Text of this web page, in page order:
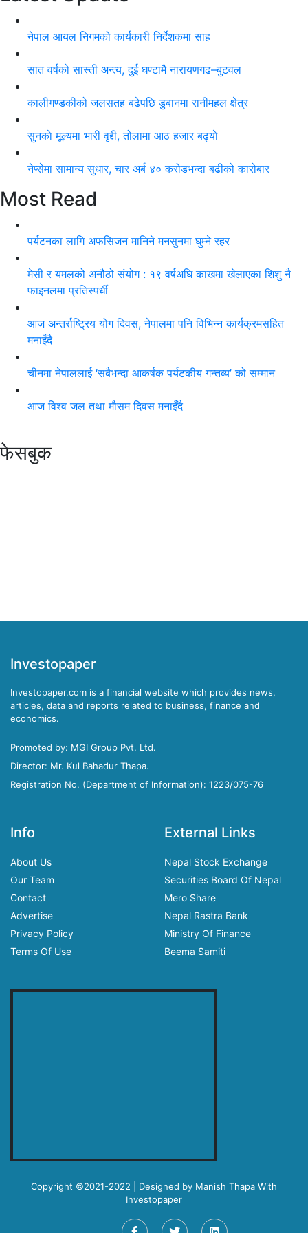
नेपाल आयल निगमको कार्यकारी निर्देशकमा साह
सात वर्षको सास्ती अन्त्य, दुई घण्टामै नारायणगढ–बुटवल
कालीगण्डकीको जलसतह बढेपछि डुबानमा रानीमहल क्षेत्र
सुनकाे मूल्यमा भारी वृद्दी, तोलामा आठ हजार बढ्याे
नेप्सेमा सामान्य सुधार, चार अर्ब ४० करोडभन्दा बढीको कारोबार
Most Read
पर्यटनका लागि अफसिजन मानिने मनसुनमा घुम्ने रहर
मेसी र यमलको अनौठो संयोग : १९ वर्षअघि काखमा खेलाएका शिशु नै
फाइनलमा प्रतिस्पर्धी
आज अन्तर्राष्ट्रिय योग दिवस, नेपालमा पनि विभिन्न कार्यक्रमसहित
मनाइँदै
चीनमा नेपाललाई ‘सबैभन्दा आकर्षक पर्यटकीय गन्तव्य’ को सम्मान
आज विश्व जल तथा मौसम दिवस मनाइँदै
फेसबुक
Investopaper
Investopaper.com is a financial website which provides news,
articles, data and reports related to business, finance and
economics.
Promoted by: MGI Group Pvt. Ltd.
Director: Mr. Kul Bahadur Thapa.
Registration No. (Department of Information): 1223/075-76
Info
About Us
Our Team
Contact
Advertise
Privacy Policy
Terms Of Use
External Links
Nepal Stock Exchange
Securities Board Of Nepal
Mero Share
Nepal Rastra Bank
Ministry Of Finance
Beema Samiti
Copyright ©2021-2022 | Designed by Manish Thapa With
Investopaper